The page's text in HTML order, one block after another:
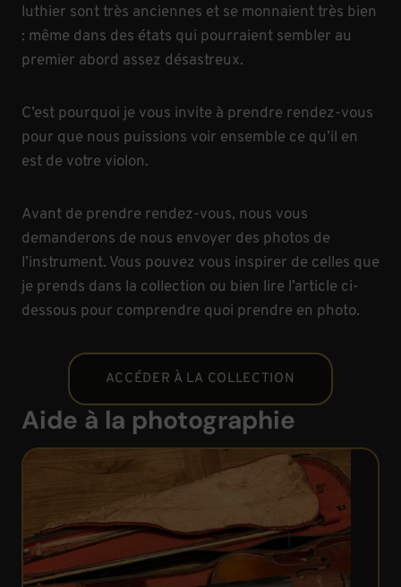
luthier sont très anciennes et se monnaient très bien
: même dans des états qui pourraient sembler au
premier abord assez désastreux.
C’est pourquoi je vous invite à prendre rendez-vous
pour que nous puissions voir ensemble ce qu’il en
est de votre violon.
Avant de prendre rendez-vous, nous vous
demanderons de nous envoyer des photos de
l’instrument. Vous pouvez vous inspirer de celles que
je prends dans la collection ou bien lire l’article ci-
dessous pour comprendre quoi prendre en photo.
ACCÉDER À LA COLLECTION
Aide à la photographie